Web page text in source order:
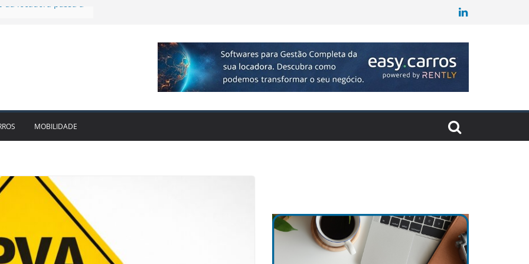
parceria para
leva Localiza
ao Sul
dois anos ganham
MOBILIDADE